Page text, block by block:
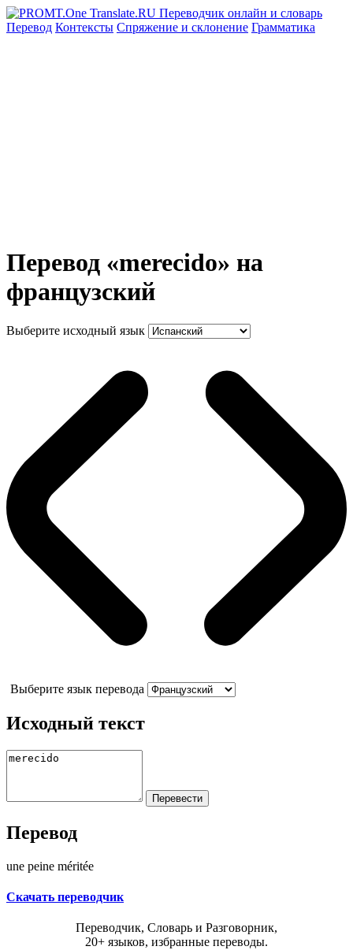
Перевод Контексты Спряжение и склонение Грамматика
Перевод «merecido» на
французский
Выберите исходный язык
Выберите язык перевода
Исходный текст
Перевод
une peine méritée
Скачать переводчик
Переводчик, Словарь и Разговорник,
20+ языков, избранные переводы.